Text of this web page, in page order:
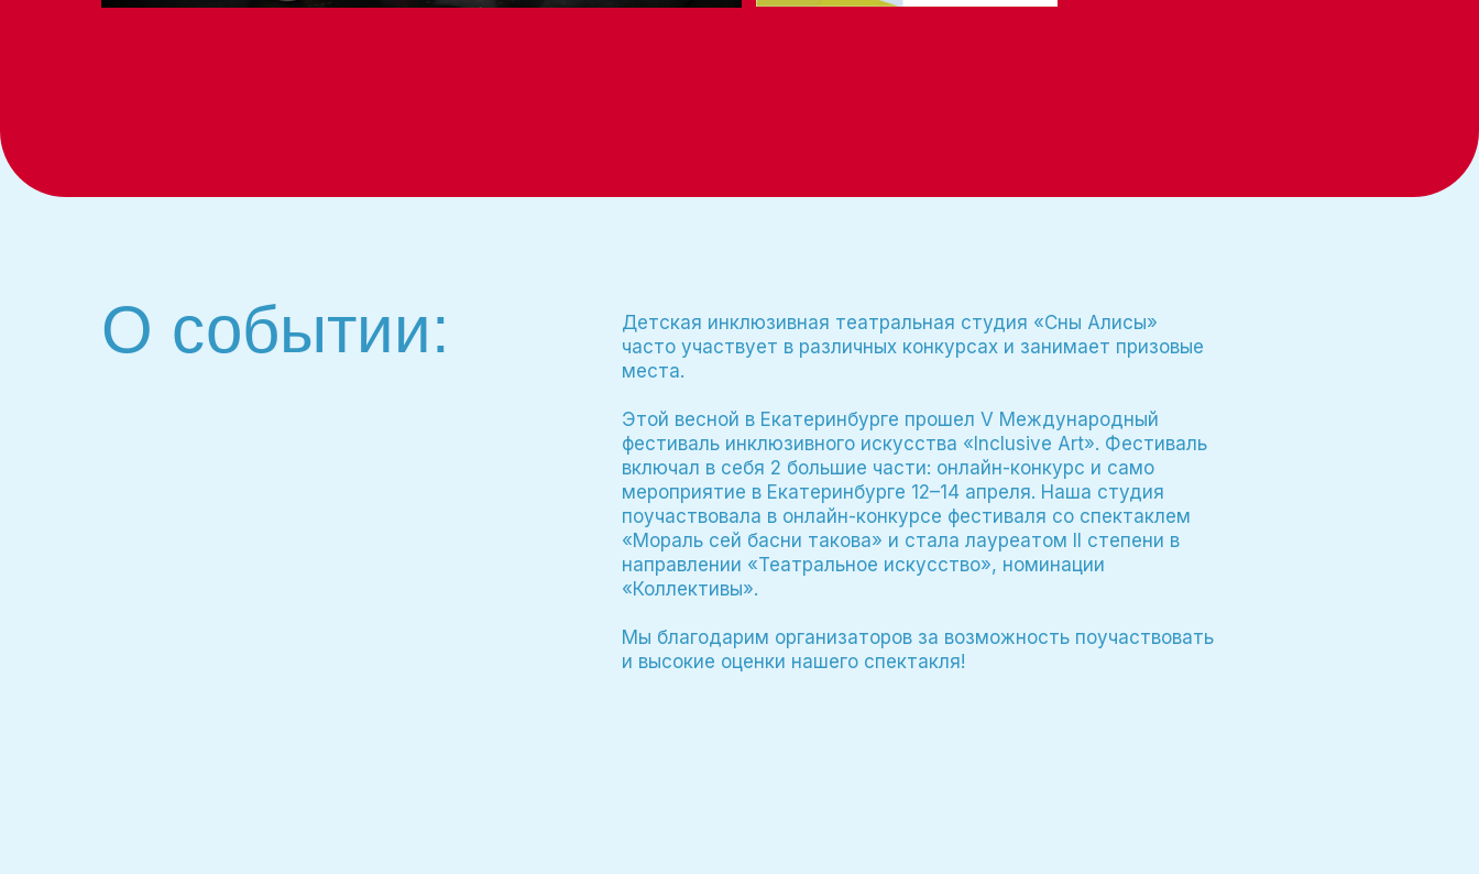
О событии:
Детская инклюзивная театральная студия «Сны Алисы»
часто участвует в различных конкурсах и занимает призовые
места.
Этой весной в Екатеринбурге прошел V Международный
фестиваль инклюзивного искусства «Inclusive Art». Фестиваль
включал в себя 2 большие части: онлайн-конкурс и само
мероприятие в Екатеринбурге 12–14 апреля. Наша студия
поучаствовала в онлайн-конкурсе фестиваля со спектаклем
«Мораль сей басни такова» и стала лауреатом II степени в
направлении «Театральное искусство», номинации
«Коллективы».
Мы благодарим организаторов за возможность поучаствовать
и высокие оценки нашего спектакля!